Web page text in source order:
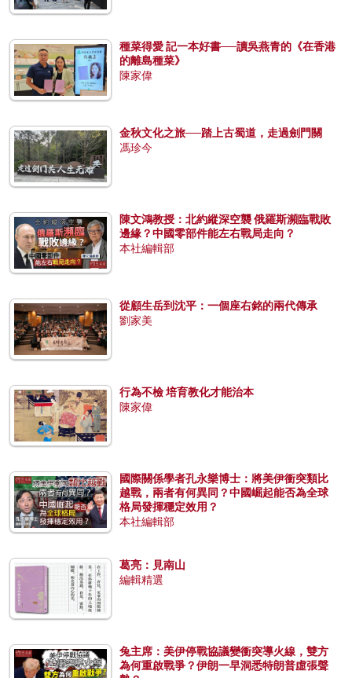
種菜得愛 記一本好書──讀吳燕青的《在香港
的離島種菜》
陳家偉
金秋文化之旅──踏上古蜀道，走過劍門關
馮珍今
陳文鴻教授：北約縱深空襲 俄羅斯瀕臨戰敗
邊緣？中國零部件能左右戰局走向？
本社編輯部
從顧生岳到沈平：一個座右銘的兩代傳承
劉家美
行為不檢 培育教化才能治本
陳家偉
國際關係學者孔永樂博士：將美伊衝突類比
越戰，兩者有何異同？中國崛起能否為全球
格局發揮穩定效用？
本社編輯部
葛亮：見南山
編輯精選
兔主席：美伊停戰協議變衝突導火線，雙方
為何重啟戰爭？伊朗一早洞悉特朗普虛張聲